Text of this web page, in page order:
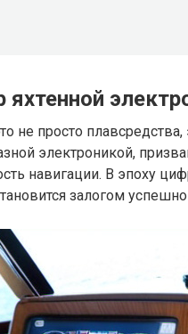
не просто
электроникой,
навигации. В эпоху
залогом